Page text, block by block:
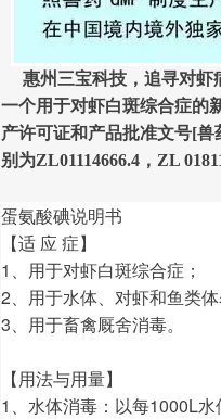
惠州三宝科技，追寻对虾
一个用于对虾白斑综合症的
产许可证和产品批准文号[兽
别为ZL01114666.4，ZL
蛋氨酸碘说明书
【适 应 症】
1、用于对虾白斑综合症；
2、用于水体、对虾和鱼类体
3、用于畜禽厩舍消毒。
【用法与用量】
1、水体消毒：以每1000L